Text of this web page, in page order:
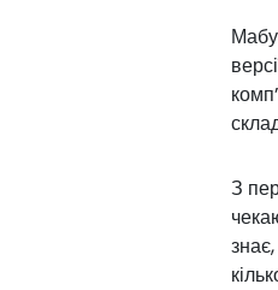
З